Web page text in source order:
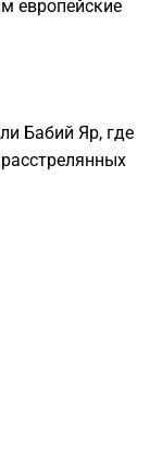
европейские
Бабий Яр, где